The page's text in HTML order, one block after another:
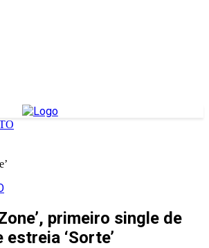
primeiro single de
‘Sorte’